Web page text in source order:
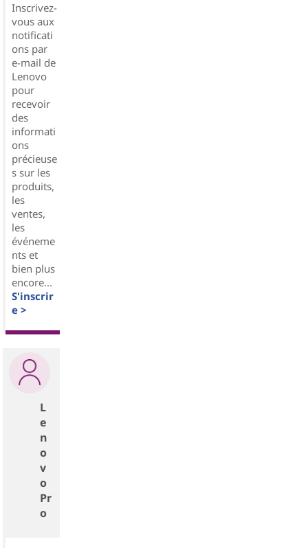
Inscrivez-
vous aux
notificati
ons par
e-mail de
Lenovo
pour
recevoir
des
informati
ons
précieuse
s sur les
produits,
les
ventes,
les
événeme
nts et
bien plus
encore...
S'inscrir
e >
L
e
n
o
v
o
Pr
o